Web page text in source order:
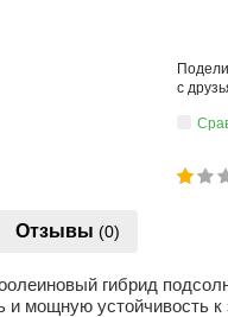
с
1
2
3
4
5
Отзывы (0)
гибрид
мощную устойчивость